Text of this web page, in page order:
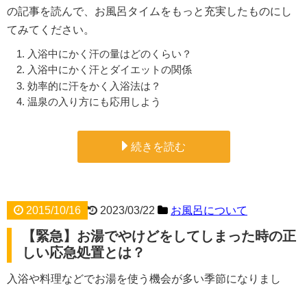
の記事を読んで、お風呂タイムをもっと充実したものにし
てみてください。
入浴中にかく汗の量はどのくらい？
入浴中にかく汗とダイエットの関係
効率的に汗をかく入浴法は？
温泉の入り方にも応用しよう
続きを読む
2015/10/16 2023/03/22 お風呂について
【緊急】お湯でやけどをしてしまった時の正
しい応急処置とは？
入浴や料理などでお湯を使う機会が多い季節になりまし